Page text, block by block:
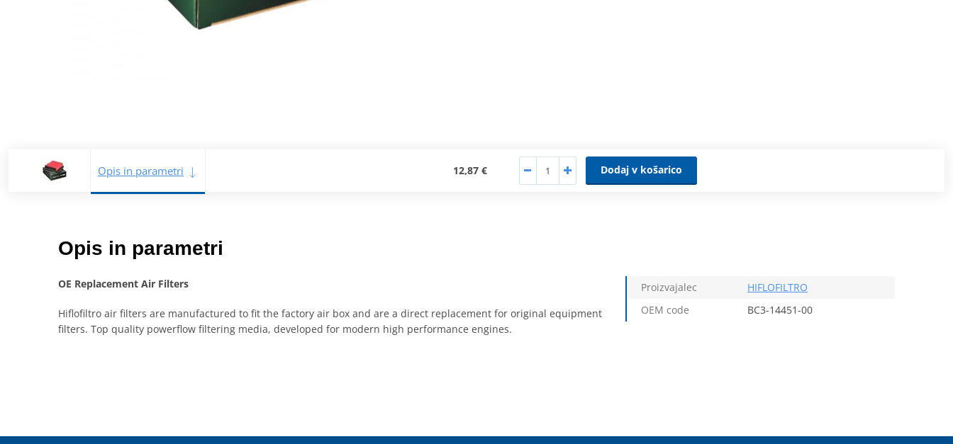
Opis in parametri 12,87 € Dodaj v košarico
Opis in parametri
OE Replacement Air Filters
Hiflofiltro air filters are manufactured to fit the factory air box and are a direct replacement for original equipment
filters. Top quality powerflow filtering media, developed for modern high performance engines.
Proizvajalec
HIFLOFILTRO
OEM code
BC3-14451-00